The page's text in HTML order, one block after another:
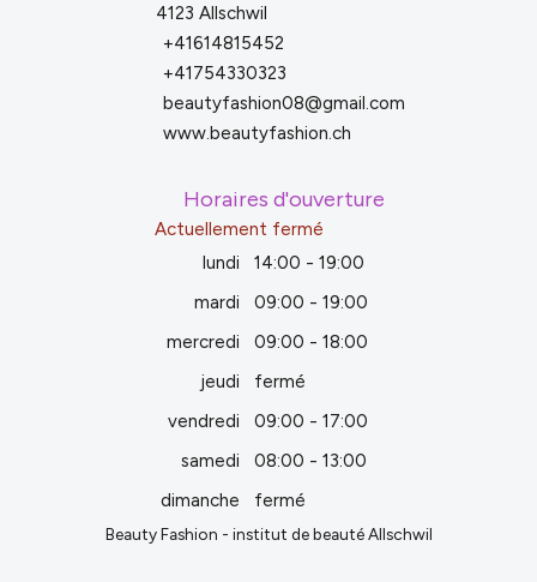
4123 Allschwil
+41614815452
+41754330323
beautyfashion08@gmail.com
www.beautyfashion.ch
Horaires d'ouverture
Actuellement fermé
lundi
14:00 - 19:00
mardi
09:00 - 19:00
mercredi
09:00 - 18:00
jeudi
fermé
vendredi
09:00 - 17:00
samedi
08:00 - 13:00
dimanche
fermé
Beauty Fashion - institut de beauté Allschwil